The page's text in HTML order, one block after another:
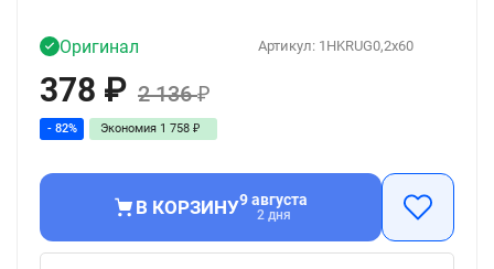
Артикул: 1HKRUG0,2x60
Оригинал
378 ₽ 2 136₽
- 82% Экономия 1 758 ₽
В КОРЗИНУ9 августа
2 дня